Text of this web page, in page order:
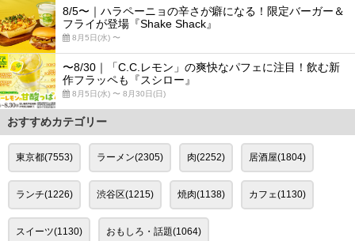
8/5〜｜ハラペーニョの辛さが癖になる！限定バーガー＆
フライが登場『Shake Shack』
8月5日(水) 〜
〜8/30｜「C.C.レモン」の爽快なパフェに注目！飲む新
作フラッペも『スシロー』
8月5日(水) 〜 8月30日(日)
おすすめカテゴリー
東京都(7553) ラーメン(2305) 肉(2252) 居酒屋(1804)
ランチ(1226) 渋谷区(1215) 焼肉(1138) カフェ(1130)
スイーツ(1130) おもしろ・話題(1064)